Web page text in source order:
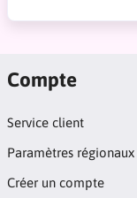
Compte
Service client
Paramètres régionaux
Créer un compte